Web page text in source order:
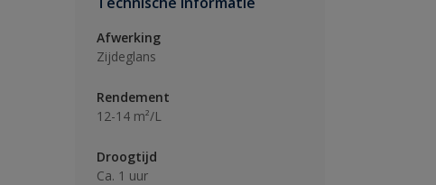
Afwerking
Zijdeglans
Rendement
12-14 m²/L
Droogtijd
Ca. 1 uur